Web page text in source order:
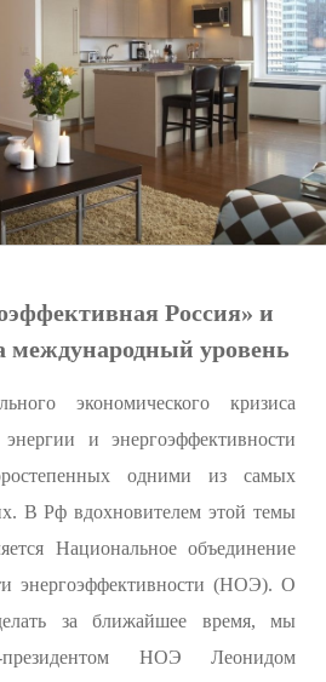
Россия» и
уровень
экономического кризиса
и энергоэффективности
одними из самых
В Рф вдохновителем этой темы
Национальное объединение
энергоэффективности (НОЭ). О
за ближайшее время, мы
НОЭ Леонидом